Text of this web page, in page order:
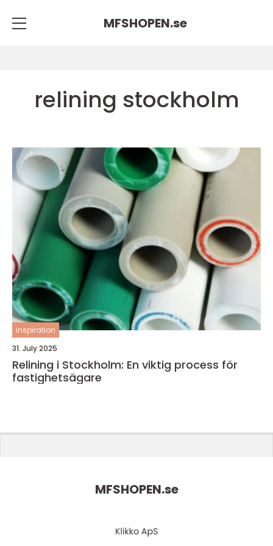
MFSHOPEN.se
relining stockholm
inspiration
31. July 2025
Relining i Stockholm: En viktig process för
fastighetsägare
MFSHOPEN.se